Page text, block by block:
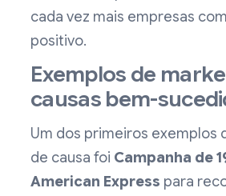
cada vez mais empresas
positivo.
Exemplos de
causas bem-
Um dos primeiros exemplos
de causa foi Campanha de
American Express para